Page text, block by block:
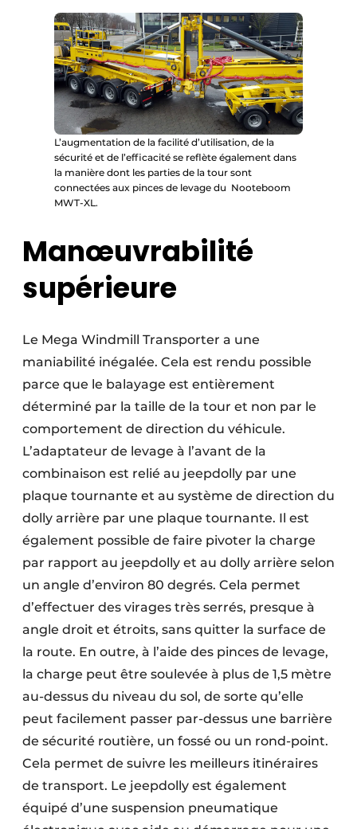
L’augmentation de la facilité d’utilisation, de la
sécurité et de l’efficacité se reflète également dans
la manière dont les parties de la tour sont
connectées aux pinces de levage du Nooteboom
MWT-XL.
Manœuvrabilité
supérieure
Le Mega Windmill Transporter a une
maniabilité inégalée. Cela est rendu possible
parce que le balayage est entièrement
déterminé par la taille de la tour et non par le
comportement de direction du véhicule.
L’adaptateur de levage à l’avant de la
combinaison est relié au jeepdolly par une
plaque tournante et au système de direction du
dolly arrière par une plaque tournante. Il est
également possible de faire pivoter la charge
par rapport au jeepdolly et au dolly arrière selon
un angle d’environ 80 degrés. Cela permet
d’effectuer des virages très serrés, presque à
angle droit et étroits, sans quitter la surface de
la route. En outre, à l’aide des pinces de levage,
la charge peut être soulevée à plus de 1,5 mètre
au-dessus du niveau du sol, de sorte qu’elle
peut facilement passer par-dessus une barrière
de sécurité routière, un fossé ou un rond-point.
Cela permet de suivre les meilleurs itinéraires
de transport. Le jeepdolly est également
équipé d’une suspension pneumatique